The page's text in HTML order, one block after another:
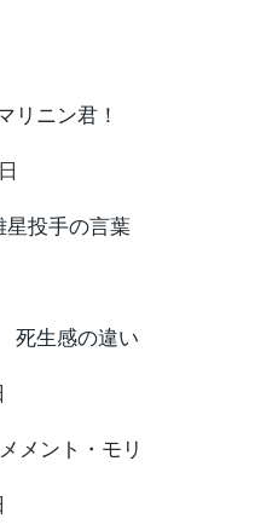
リニン君！
星投手の言葉
死生感の違い
メント・モリ